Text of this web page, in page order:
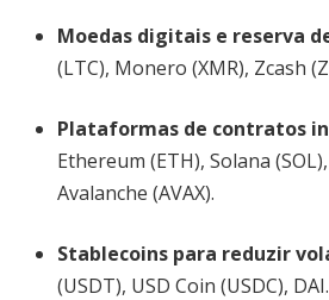
Moedas digitais e reserva
(LTC), Monero (XMR), Zcash
Plataformas de contratos
Ethereum (ETH), Solana
Avalanche (AVAX).
Stablecoins para reduzir
(USDT), USD Coin (USDC), DAI.